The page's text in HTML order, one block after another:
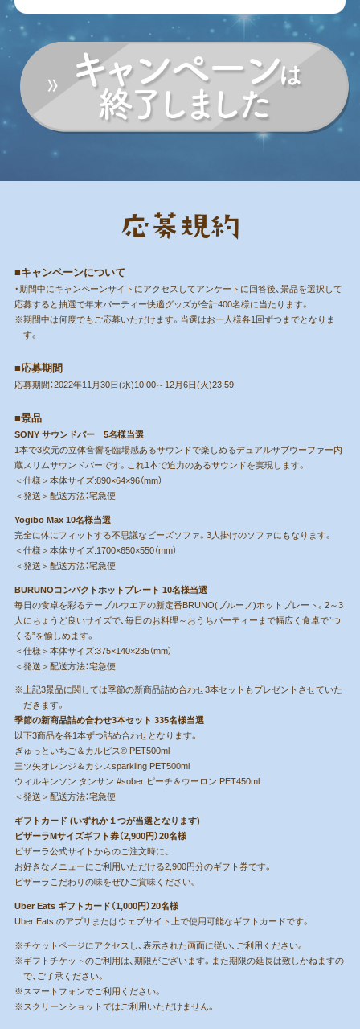
■キャンペーンについて
・期間中にキャンペーンサイトにアクセスしてアンケートに回答後、景品を選択して
応募すると抽選で年末パーティー快適グッズが合計400名様に当たります。
※期間中は何度でもご応募いただけます。当選はお一人様各1回ずつまでとなりま
す。
■応募期間
応募期間：2022年11月30日(水)10:00～12月6日(火)23:59
■景品
SONY サウンドバー 5名様当選
1本で3次元の立体音響を臨場感あるサウンドで楽しめるデュアルサブウーファー内
蔵スリムサウンドバーです。これ1本で迫力のあるサウンドを実現します。
＜仕様＞本体サイズ:890×64×96（mm）
＜発送＞配送方法：宅急便
Yogibo Max 10名様当選
完全に体にフィットする不思議なビーズソファ。3人掛けのソファにもなります。
＜仕様＞本体サイズ:1700×650×550（mm）
＜発送＞配送方法：宅急便
BURUNOコンパクトホットプレート 10名様当選
毎日の食卓を彩るテーブルウエアの新定番BRUNO(ブルーノ)ホットプレート。2～3
人にちょうど良いサイズで、毎日のお料理～おうちパーティーまで幅広く食卓で“つ
くる”を愉しめます。
＜仕様＞本体サイズ:375×140×235（mm）
＜発送＞配送方法：宅急便
※上記3景品に関しては季節の新商品詰め合わせ3本セットもプレゼントさせていた
だきます。
季節の新商品詰め合わせ3本セット 335名様当選
以下3商品を各1本ずつ詰め合わせとなります。
ぎゅっといちご＆カルピス® PET500ml
三ツ矢オレンジ＆カシスsparkling PET500ml
ウィルキンソン タンサン #sober ピーチ＆ウーロン PET450ml
＜発送＞配送方法：宅急便
ギフトカード (いずれか１つが当選となります)
ピザーラMサイズギフト券（2,900円）20名様
ピザーラ公式サイトからのご注文時に、
お好きなメニューにご利用いただける2,900円分のギフト券です。
ピザーラこだわりの味をぜひご賞味ください。
Uber Eats ギフトカード（1,000円）20名様
Uber Eats のアプリまたはウェブサイト上で使用可能なギフトカードです。
※チケットページにアクセスし、表示された画面に従い、ご利用ください。
※ギフトチケットのご利用は、期限がございます。また期限の延長は致しかねますの
で、ご了承ください。
※スマートフォンでご利用ください。
※スクリーンショットではご利用いただけません。